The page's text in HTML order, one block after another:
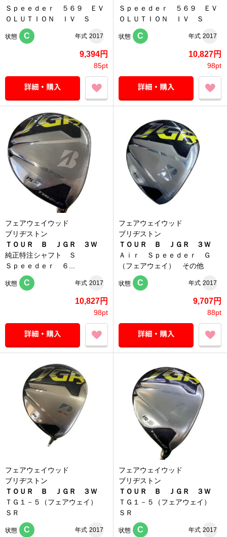
Ｓｐｅｅｄｅｒ ５６９ ＥＶ
ＯＬＵＴＩＯＮ ＩＶ Ｓ
状態 C 年式 2017
9,394円
85pt
Ｓｐｅｅｄｅｒ ５６９ ＥＶ
ＯＬＵＴＩＯＮ ＩＶ Ｓ
状態 C 年式 2017
10,827円
98pt
フェアウェイウッド
ブリヂストン
ＴＯＵＲ Ｂ ＪＧＲ ３Ｗ
純正特注シャフト Ｓ
Ｓｐｅｅｄｅｒ ６...
状態 C 年式 2017
10,827円
98pt
フェアウェイウッド
ブリヂストン
ＴＯＵＲ Ｂ ＪＧＲ ３Ｗ
Ａｉｒ Ｓｐｅｅｄｅｒ Ｇ
（フェアウェイ） その他
状態 C 年式 2017
9,707円
88pt
フェアウェイウッド
ブリヂストン
ＴＯＵＲ Ｂ ＪＧＲ ３Ｗ
ＴＧ１－５（フェアウェイ）
ＳＲ
状態 C 年式 2017
フェアウェイウッド
ブリヂストン
ＴＯＵＲ Ｂ ＪＧＲ ３Ｗ
ＴＧ１－５（フェアウェイ）
ＳＲ
状態 C 年式 2017